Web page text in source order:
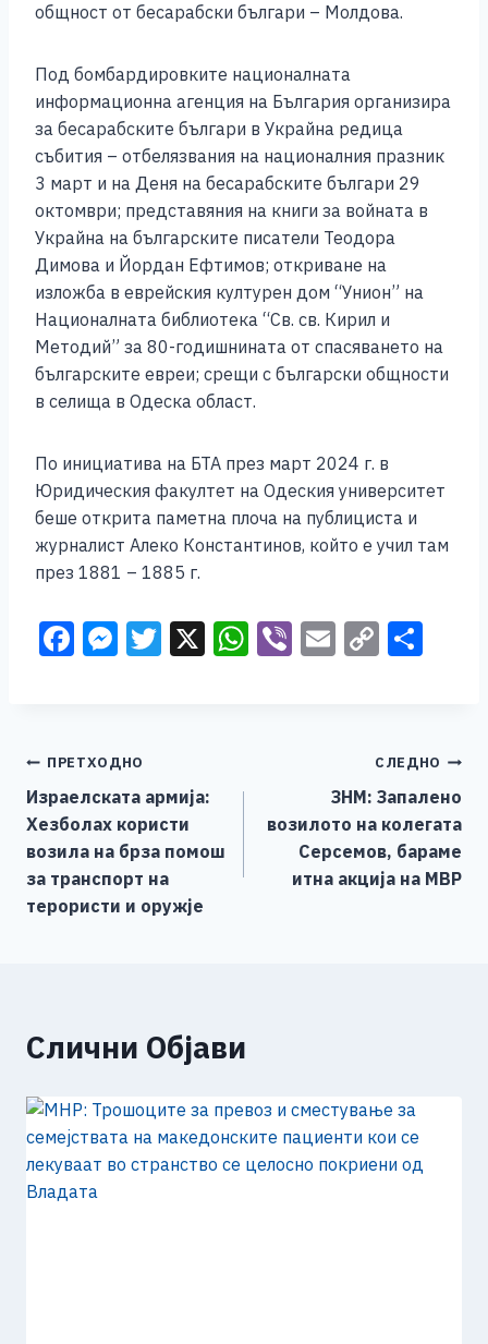
общност от бесарабски българи – Молдова.
Под бомбардировките националната
информационна агенция на България организира
за бесарабските българи в Украйна редица
събития – отбелязвания на националния празник
3 март и на Деня на бесарабските българи 29
октомври; представяния на книги за войната в
Украйна на българските писатели Теодора
Димова и Йордан Ефтимов; откриване на
изложба в еврейския културен дом “Унион” на
Националната библиотека “Св. св. Кирил и
Методий” за 80-годишнината от спасяването на
българските евреи; срещи с български общности
в селища в Одеска област.
По инициатива на БТА през март 2024 г. в
Юридическия факултет на Одеския университет
беше открита паметна плоча на публициста и
журналист Алеко Константинов, който е учил там
през 1881 – 1885 г.
F
b
o
o
k
M
n
g
er
T X W
p
Vi E C
Li
n
k
Навигација
на
напис
ПРЕТХОДНО
Израелската армија:
Хезболах користи
возила на брза помош
за транспорт на
терористи и оружје
СЛЕДНО
ЗНМ: Запалено
возилото на колегата
Серсемов, бараме
итна акција на МВР
Слични Објави